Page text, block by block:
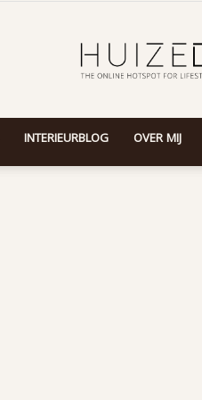
INTERIEURBLOG OVER MIJ